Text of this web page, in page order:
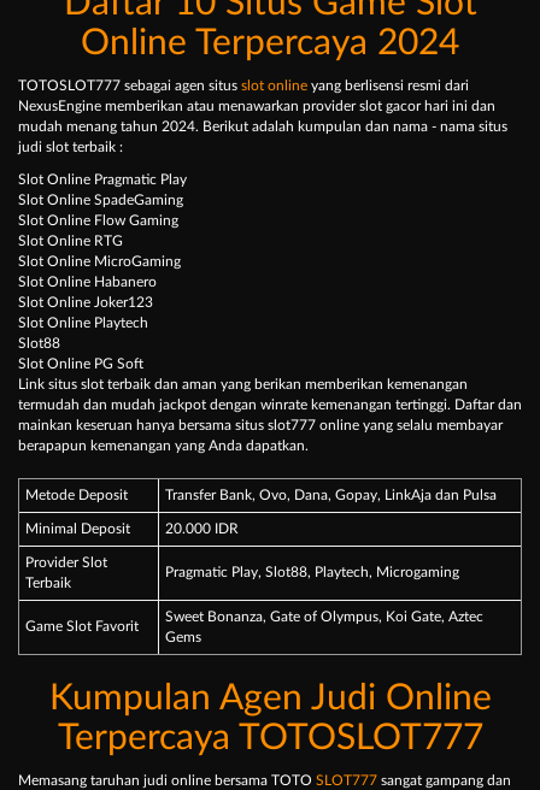
Online Terpercaya 2024
TOTOSLOT777 sebagai agen situs slot online yang berlisensi resmi dari
NexusEngine memberikan atau menawarkan provider slot gacor hari ini dan
mudah menang tahun 2024. Berikut adalah kumpulan dan nama - nama situs
judi slot terbaik :
Slot Online Pragmatic Play
Slot Online SpadeGaming
Slot Online Flow Gaming
Slot Online RTG
Slot Online MicroGaming
Slot Online Habanero
Slot Online Joker123
Slot Online Playtech
Slot88
Slot Online PG Soft
Link situs slot terbaik dan aman yang berikan memberikan kemenangan
termudah dan mudah jackpot dengan winrate kemenangan tertinggi. Daftar dan
mainkan keseruan hanya bersama situs slot777 online yang selalu membayar
berapapun kemenangan yang Anda dapatkan.
Metode Deposit Transfer Bank, Ovo, Dana, Gopay, LinkAja dan Pulsa
Minimal Deposit 20.000 IDR
Provider Slot
Terbaik
Pragmatic Play, Slot88, Playtech, Microgaming
Game Slot Favorit
Sweet Bonanza, Gate of Olympus, Koi Gate, Aztec
Gems
Kumpulan Agen Judi Online
Terpercaya TOTOSLOT777
Memasang taruhan judi online bersama TOTO SLOT777 sangat gampang dan